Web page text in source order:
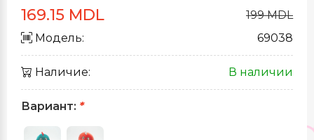
169.15 MDL
199 MDL
Модель:
69038
Наличие: В наличии
Вариант: *